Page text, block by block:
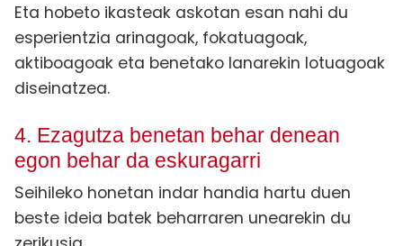
Eta hobeto ikasteak askotan esan nahi du
esperientzia arinagoak, fokatuagoak,
aktiboagoak eta benetako lanarekin lotuagoak
diseinatzea.
4. Ezagutza benetan behar denean
egon behar da eskuragarri
Seihileko honetan indar handia hartu duen
beste ideia batek beharraren unearekin du